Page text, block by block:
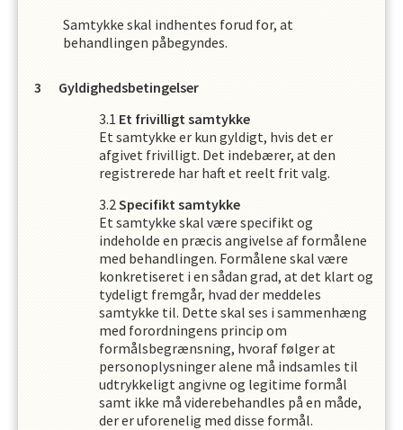
Samtykke skal indhentes forud for, at
behandlingen påbegyndes.
Gyldighedsbetingelser
Et frivilligt samtykke
Et samtykke er kun gyldigt, hvis det er
afgivet frivilligt. Det indebærer, at den
registrerede har haft et reelt frit valg.
Specifikt samtykke
Et samtykke skal være specifikt og
indeholde en præcis angivelse af formålene
med behandlingen. Formålene skal være
konkretiseret i en sådan grad, at det klart og
tydeligt fremgår, hvad der meddeles
samtykke til. Dette skal ses i sammenhæng
med forordningens princip om
formålsbegrænsning, hvoraf følger at
personoplysninger alene må indsamles til
udtrykkeligt angivne og legitime formål
samt ikke må viderebehandles på en måde,
der er uforenelig med disse formål.